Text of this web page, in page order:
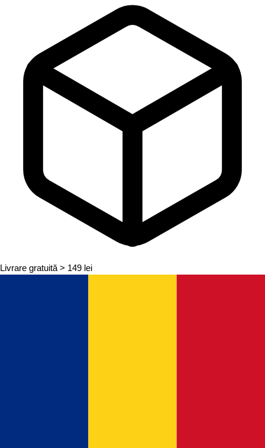
Livrare gratuită > 149 lei